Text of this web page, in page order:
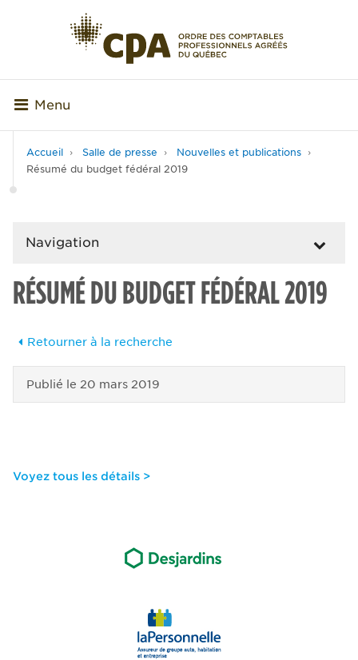
Menu
Accueil Salle de presse
Nouvelles et publications
Résumé du budget fédéral 2019
Navigation
RÉSUMÉ DU BUDGET FÉDÉRAL 2019
Retourner à la recherche
Publié le 20 mars 2019
Voyez tous les détails >